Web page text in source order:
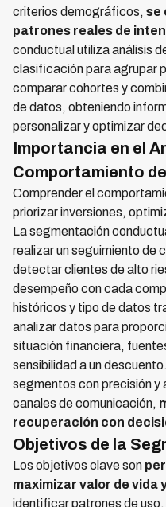
criterios demográficos, se
patrones reales de
conductual utiliza análisis
clasificación para agrupar
comparar cohortes y
de datos, obteniendo
personalizar y optimizar
Importancia en el
Comportamiento
Comprender el
priorizar inversiones,
La segmentación
realizar un seguimiento de
detectar clientes de alto
desempeño con cada
históricos y tipo de datos
analizar datos para
situación financiera,
sensibilidad a un
segmentos con precisión
canales de comunicación,
recuperación con
Objetivos de la
Los objetivos clave son
maximizar valor de vida
identificar patrones de